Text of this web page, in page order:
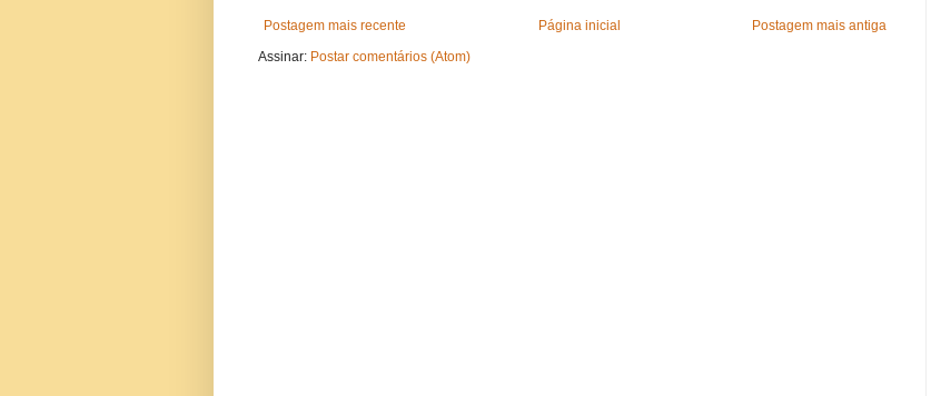
Postagem mais recente Postagem mais antiga
Página inicial
Assinar: Postar comentários (Atom)